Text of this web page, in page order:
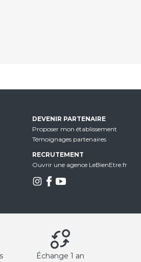
DEVENIR PARTENAIRE
Proposer mon établissement
Témoignages partenaires
RECRUTEMENT
Ouvrir une agence LeBienEtre.fr
Échange 1 an